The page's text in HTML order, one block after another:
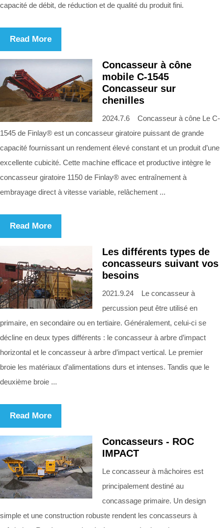
capacité de débit, de réduction et de qualité du produit fini.
Read More
Concasseur à cône
mobile C-1545
Concasseur sur
chenilles
2024.7.6 Concasseur à cône Le C-
1545 de Finlay® est un concasseur giratoire puissant de grande
capacité fournissant un rendement élevé constant et un produit d’une
excellente cubicité. Cette machine efficace et productive intègre le
concasseur giratoire 1150 de Finlay® avec entraînement à
embrayage direct à vitesse variable, relâchement ...
Read More
Les différents types de
concasseurs suivant vos
besoins
2021.9.24 Le concasseur à
percussion peut être utilisé en
primaire, en secondaire ou en tertiaire. Généralement, celui-ci se
décline en deux types différents : le concasseur à arbre d’impact
horizontal et le concasseur à arbre d’impact vertical. Le premier
broie les matériaux d’alimentations durs et intenses. Tandis que le
deuxième broie ...
Read More
Concasseurs - ROC
IMPACT
Le concasseur à mâchoires est
principalement destiné au
concassage primaire. Un design
simple et une construction robuste rendent les concasseurs à